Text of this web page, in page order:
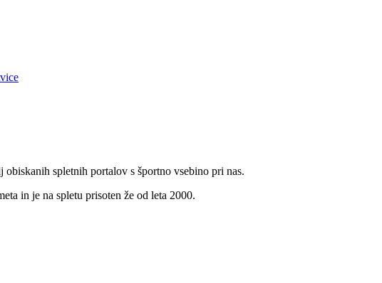
spletnih portalov s športno vsebino pri nas.
in je na spletu prisoten že od leta 2000.